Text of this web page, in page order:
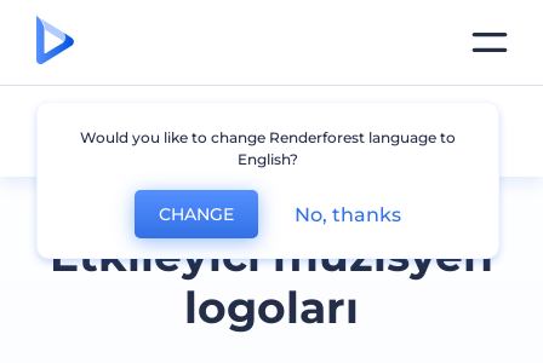
Etkileyici müzisyen
logoları
Müzisyen
Would you like to change Renderforest language to
English?
CHANGE No, thanks